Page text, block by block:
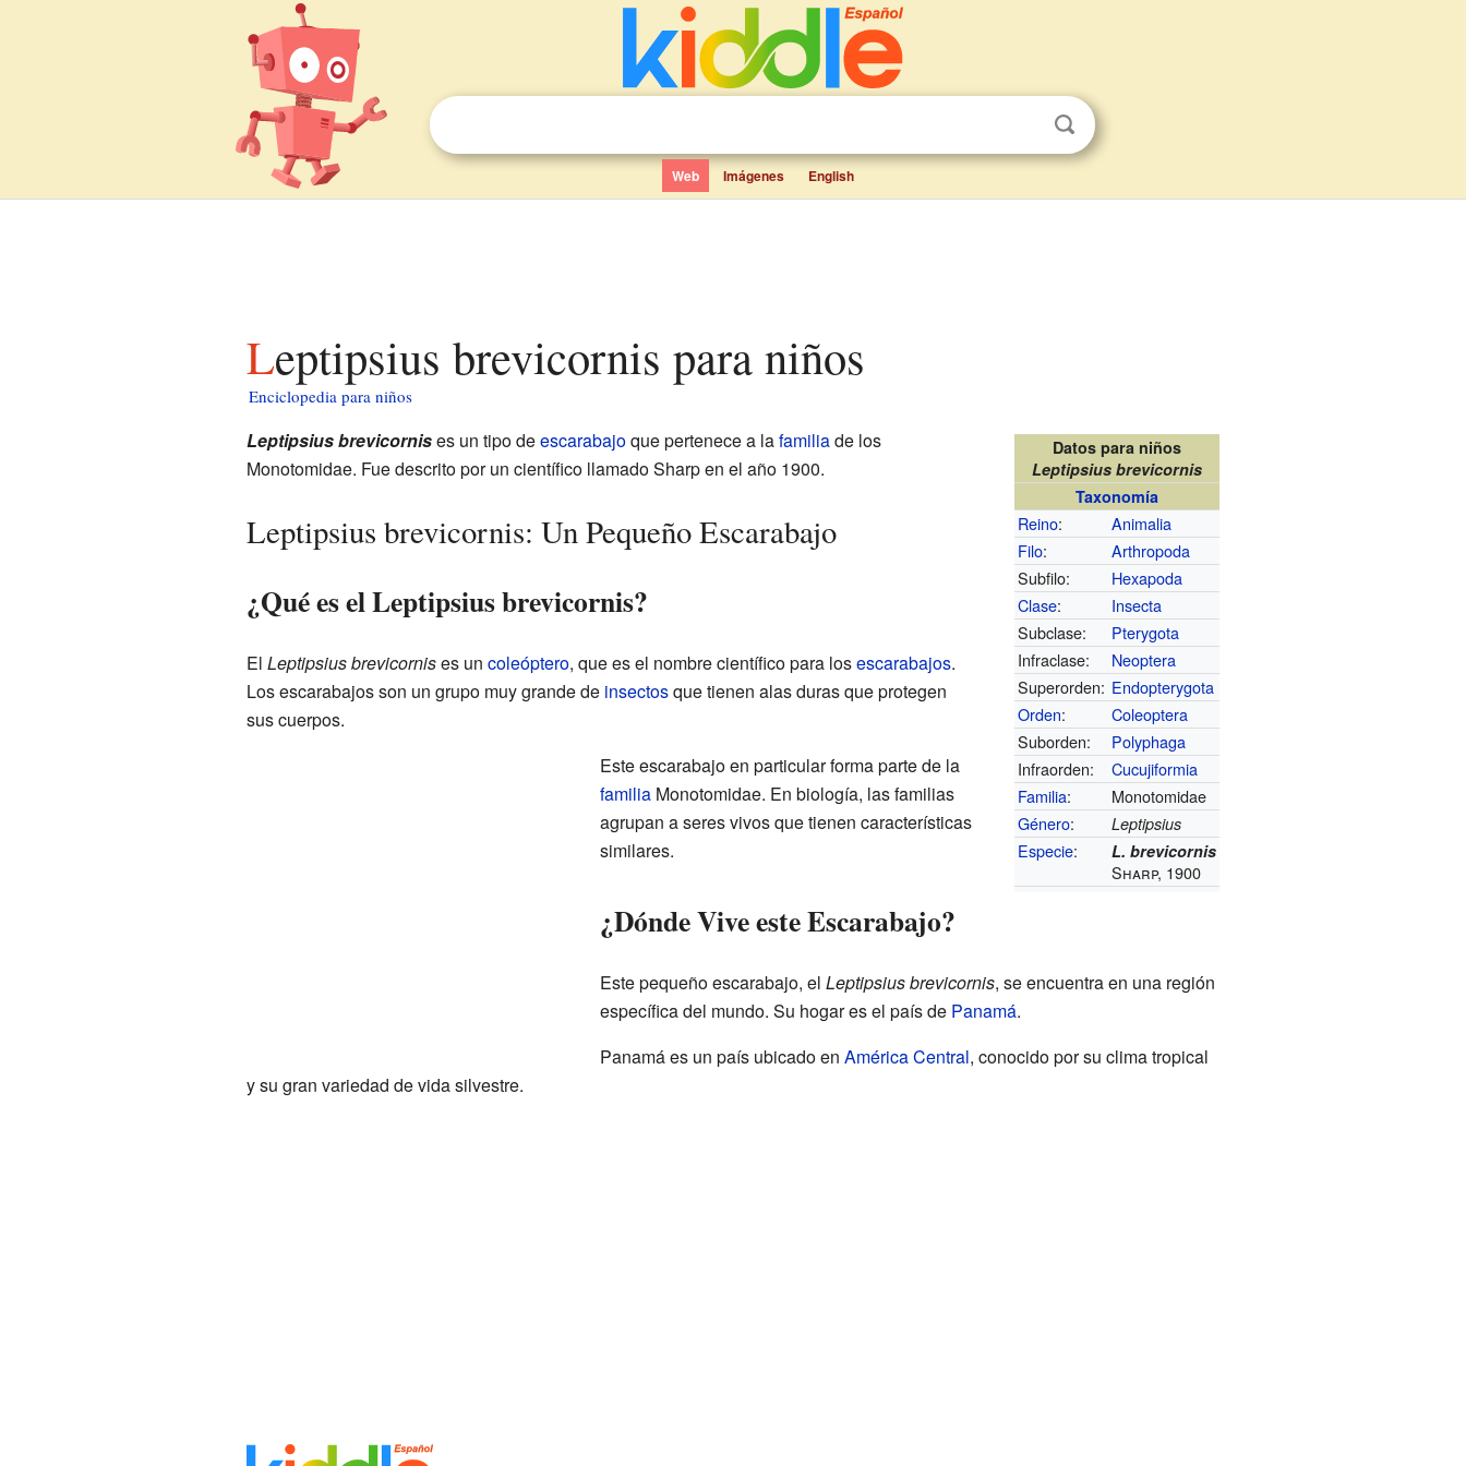
Web Imágenes English
Leptipsius brevicornis para niños
Enciclopedia para niños
Datos para niños
Leptipsius brevicornis
Taxonomía
Reino:
Animalia
Filo:
Arthropoda
Subfilo:
Hexapoda
Clase:
Insecta
Subclase:
Pterygota
Infraclase:
Neoptera
Superorden: Endopterygota
Orden:
Coleoptera
Suborden:
Polyphaga
Infraorden:
Cucujiformia
Familia:
Monotomidae
Género: Leptipsius
Especie: L. brevicornis
Sharp, 1900
Leptipsius brevicornises un tipo deescarabajoque pertenece a lafamiliade los
Monotomidae. Fue descrito por un científico llamado Sharp en el año 1900.
Leptipsius brevicornis: Un Pequeño Escarabajo
¿Qué es el Leptipsius brevicornis?
El Leptipsius brevicornises un coleóptero, que es el nombre científico para losescarabajos.
Los escarabajos son un grupo muy grande de insectosque tienen alas duras que protegen
sus cuerpos.
Este escarabajo en particular forma parte de la
familiaMonotomidae. En biología, las familias
agrupan a seres vivos que tienen características
similares.
¿Dónde Vive este Escarabajo?
Este pequeño escarabajo, el Leptipsius brevicornis, se encuentra en una región
específica del mundo. Su hogar es el país de Panamá.
Panamá es un país ubicado en América Central, conocido por su clima tropical
y su gran variedad de vida silvestre.